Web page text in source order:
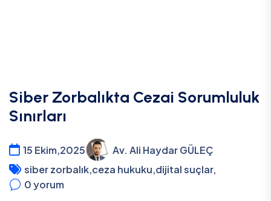
Siber Zorbalıkta Cezai Sorumluluk
Sınırları
15 Ekim,2025
Av. Ali Haydar GÜLEÇ
siber zorbalık,ceza hukuku,dijital suçlar,
0yorum